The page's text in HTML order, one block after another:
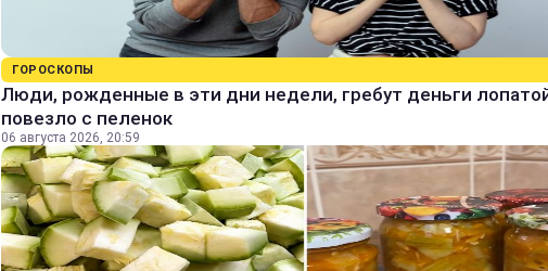
ГОРОСКОПЫ
Люди, рожденные в эти дни недели, гребут деньги
повезло с пеленок
06 августа 2026, 20:59